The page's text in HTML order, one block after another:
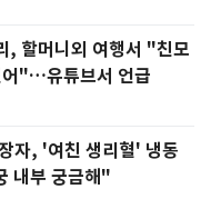
, 할머니외 여행서 "친모
어"…유튜브서 언급
, '여친 생리혈' 냉동
내부 궁금해"